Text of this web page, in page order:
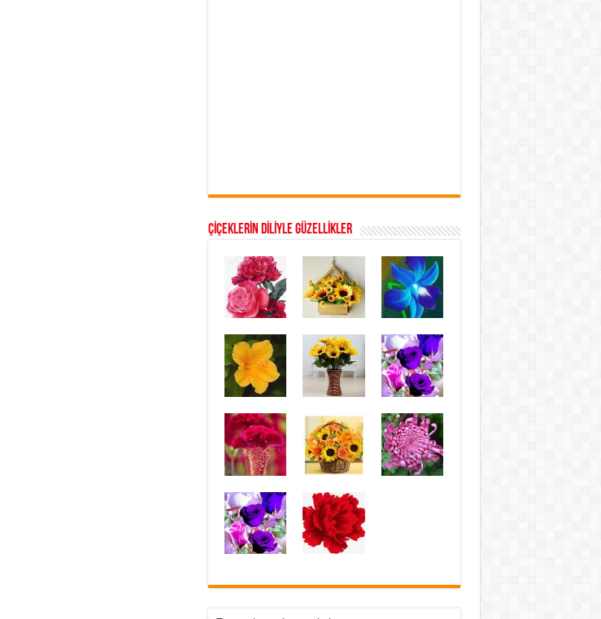
ÇİÇEKLERİN DİLİYLE GÜZELLİKLER